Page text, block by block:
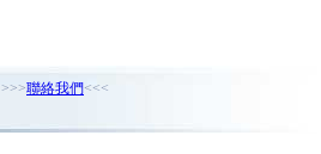
聯絡我們<<<